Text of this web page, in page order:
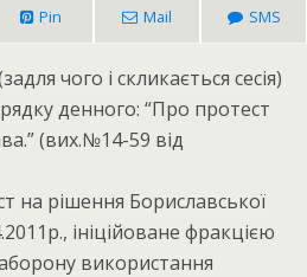
Pin Mail SMS
чого і скликається сесія)
денного: “Про протест
(вих.№14-59 від
на рішення Бориславської
ініційоване фракцією
використання